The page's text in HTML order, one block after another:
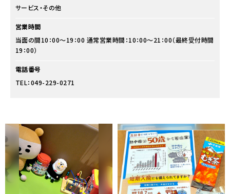
サービス・その他
営業時間
当面の間10：00〜19：00 通常営業時間：10：00～21：00（最終受付時間
19：00）
電話番号
TEL：049-229-0271